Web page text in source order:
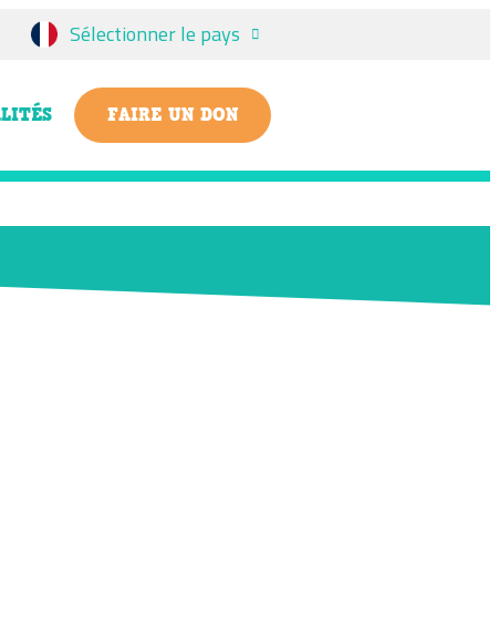
Sélectionner le pays
FAIRE UN DON